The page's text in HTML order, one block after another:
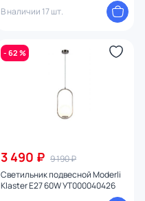
В наличии 17 шт.
- 62 %
3 490 ₽ 9 190 ₽
Светильник подвесной Moderli
Klaster E27 60W УТ000040426